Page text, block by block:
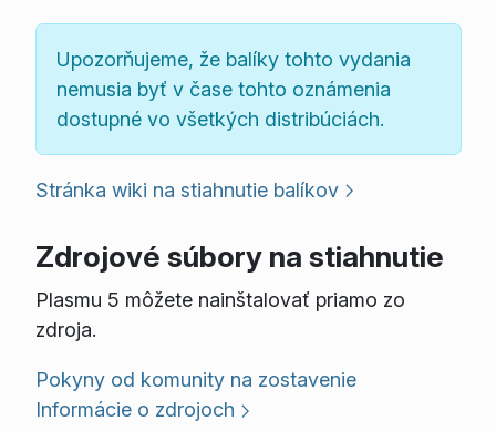
Upozorňujeme, že balíky tohto vydania
nemusia byť v čase tohto oznámenia
dostupné vo všetkých distribúciách.
Stránka wiki na stiahnutie balíkov
Zdrojové súbory na stiahnutie
Plasmu 5 môžete nainštalovať priamo zo
zdroja.
Pokyny od komunity na zostavenie
Informácie o zdrojoch